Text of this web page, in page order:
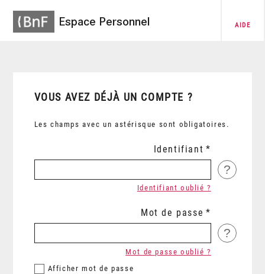
Espace Personnel AIDE
VOUS AVEZ DÉJÀ UN COMPTE ?
Les champs avec un astérisque sont obligatoires.
Identifiant
?
Identifiant oublié ?
Mot de passe
?
Afficher mot de passe
Mot de passe oublié ?